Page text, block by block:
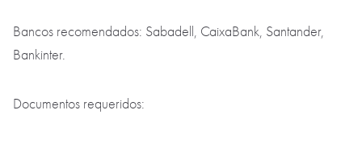
Bancos recomendados: Sabadell, CaixaBank, Santander,
Bankinter.
Documentos requeridos: